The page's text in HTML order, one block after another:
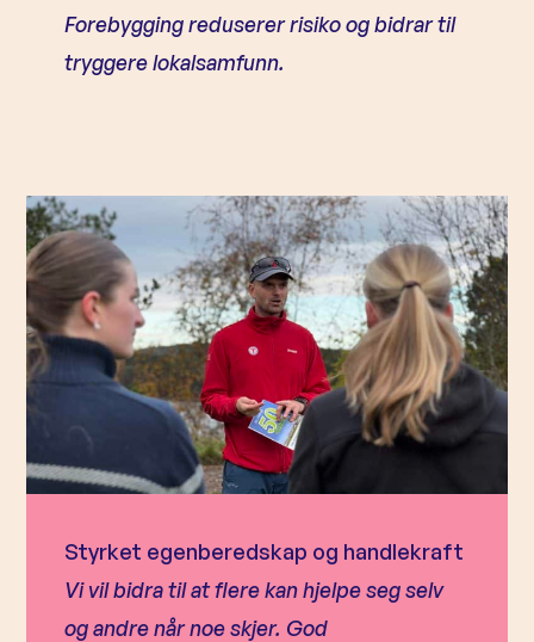
Forebygging reduserer risiko og bidrar til
tryggere lokalsamfunn.
Styrket egenberedskap og handlekraft
Vi vil bidra til at flere kan hjelpe seg selv
og andre når noe skjer. God